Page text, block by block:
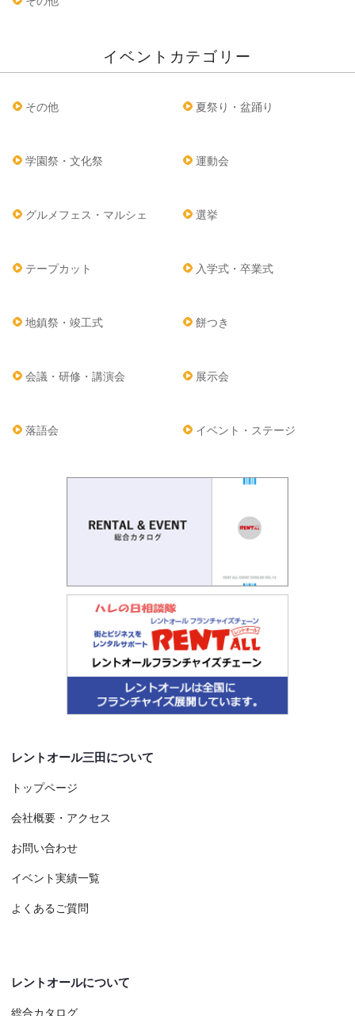
イベントカテゴリー
その他 夏祭り・盆踊り
学園祭・文化祭 運動会
グルメフェス・マルシェ 選挙
テープカット 入学式・卒業式
地鎮祭・竣工式 餅つき
会議・研修・講演会 展示会
落語会 イベント・ステージ
レントオール三田について
トップページ
会社概要・アクセス
お問い合わせ
イベント実績一覧
よくあるご質問
レントオールについて
総合カタログ